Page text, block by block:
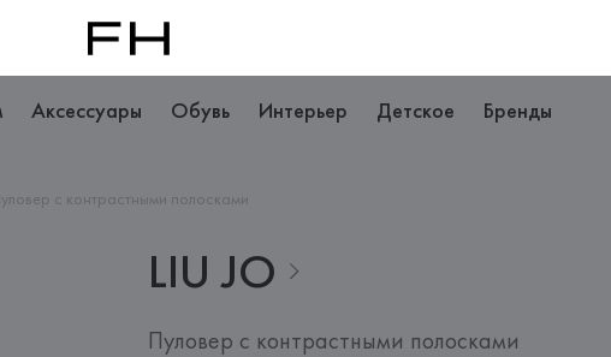
Аксессуары Обувь Интерьер Детское Бренды
с контрастными полосками
LIU JO
Пуловер с контрастными полосками